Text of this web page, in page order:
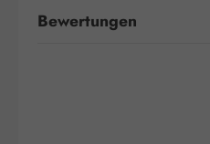
Bewertungen